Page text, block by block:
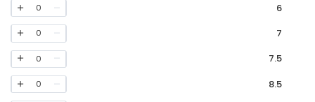
6
0
7
0
7.5
0
8.5
0